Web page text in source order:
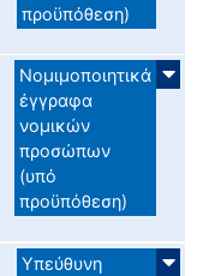
προϋπόθεση)
Νομιμοποιητικά
έγγραφα
νομικών
προσώπων
(υπό
προϋπόθεση)
Υπεύθυνη